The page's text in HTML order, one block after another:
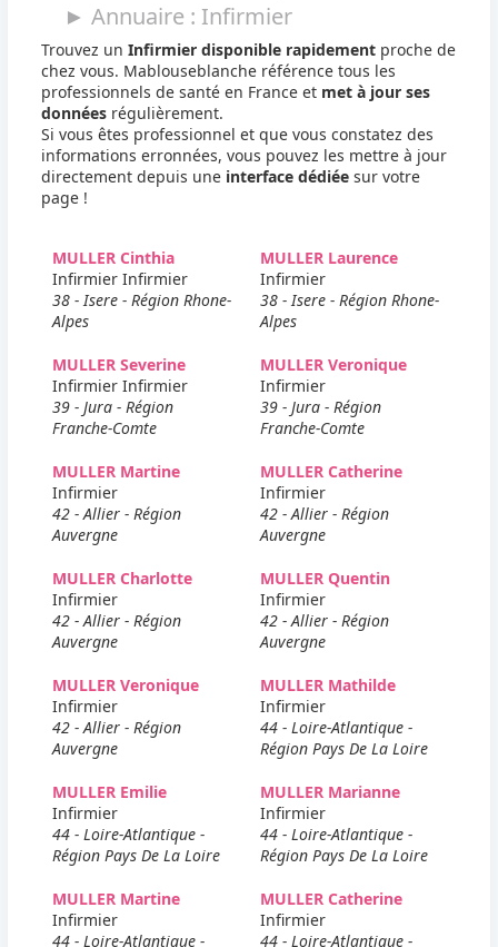
► Annuaire : Infirmier
Trouvez unInfirmier disponible rapidement proche de
chez vous. Mablouseblanche référence tous les
professionnels de santé en France et met à jour ses
données régulièrement.
Si vous êtes professionnel et que vous constatez des
informations erronnées, vous pouvez les mettre à jour
directement depuis une interface dédiée sur votre
page !
MULLER Cinthia
Infirmier Infirmier
38 - Isere - Région Rhone-
Alpes
MULLER Laurence
Infirmier
38 - Isere - Région Rhone-
Alpes
MULLER Severine
Infirmier Infirmier
39 - Jura - Région
Franche-Comte
MULLER Veronique
Infirmier
39 - Jura - Région
Franche-Comte
MULLER Martine
Infirmier
42 - Allier - Région
Auvergne
MULLER Catherine
Infirmier
42 - Allier - Région
Auvergne
MULLER Charlotte
Infirmier
42 - Allier - Région
Auvergne
MULLER Quentin
Infirmier
42 - Allier - Région
Auvergne
MULLER Veronique
Infirmier
42 - Allier - Région
Auvergne
MULLER Mathilde
Infirmier
44 - Loire-Atlantique -
Région Pays De La Loire
MULLER Emilie
Infirmier
44 - Loire-Atlantique -
Région Pays De La Loire
MULLER Marianne
Infirmier
44 - Loire-Atlantique -
Région Pays De La Loire
MULLER Martine
Infirmier
44 - Loire-Atlantique -
MULLER Catherine
Infirmier
44 - Loire-Atlantique -